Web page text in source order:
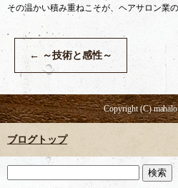
その温かい積み重ねこそが、ヘアサロン業
← ～技術と感性～
Copyright (C)
ブログトップ